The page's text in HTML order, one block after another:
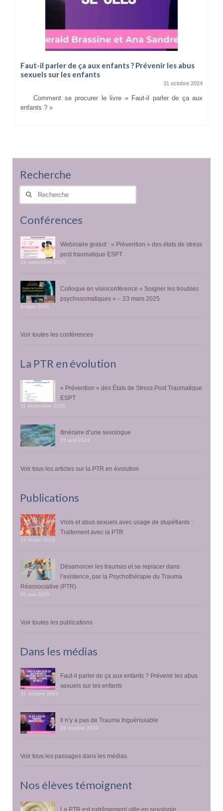
Faut-il parler de ça aux enfants ? Prévenir les abus
sexuels sur les enfants
31 octobre 2024
Comment se procurer le livre « Faut-il parler de ça aux
enfants ? »
Recherche
Rechercher
Conférences
Webinaire gratuit : « Prévention » des états de stress
post traumatique ESPT
16 septembre 2025
Colloque en visioconférence « Soigner les troubles
psychosomatiques » – 23 mars 2025
3 mars 2025
Voir toutes les conférences
La PTR en évolution
« Prévention » des États de Stress Post Traumatique
ESPT
11 septembre 2025
Itinéraire d’une sexologue
15 avril 2024
Voir tous les articles sur la PTR en évolution
Publications
Viols et abus sexuels avec usage de stupéfiants :
Traitement avec la PTR
23 février 2026
Désamorcer les traumas et se replacer dans
l’existence, par la Psychothérapie du Trauma
Réassociative (PTR)
20 mai 2025
Voir toutes les publications
Dans les médias
Faut-il parler de ça aux enfants ? Prévenir les abus
sexuels sur les enfants
31 octobre 2024
Il n’y a pas de Trauma Inguérissable
23 octobre 2024
Voir tous les passages dans les médias
Nos élèves témoignent
La PTR est extrêmement utile en sexologie